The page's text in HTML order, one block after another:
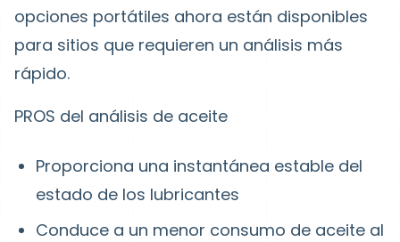
opciones portátiles ahora están disponibles
para sitios que requieren un análisis más
rápido.
PROS del análisis de aceite
Proporciona una instantánea estable del
estado de los lubricantes
Conduce a un menor consumo de aceite al